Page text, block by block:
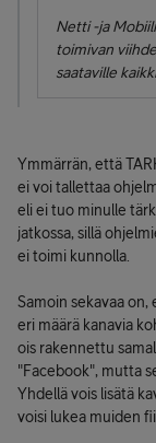
Netti -ja
toimivan
saataville
Ymmärrän, että
ei voi tallettaa
eli ei tuo minulle
jatkossa, sillä
ei toimi kunnolla.
Samoin sekavaa on,
eri määrä kanavia
ois rakennettu
"Facebook", mutta
Yhdellä vois lisätä
voisi lukea muiden